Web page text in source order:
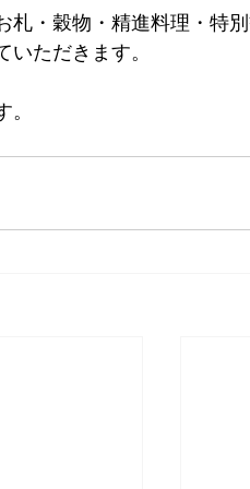
札・穀物・精進料理・特
ただきます。